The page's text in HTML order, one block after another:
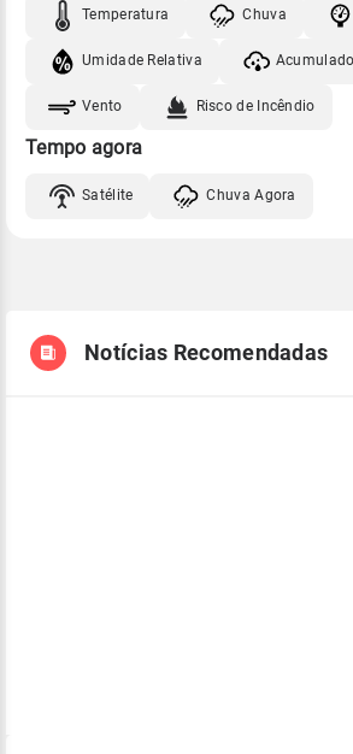
Temperatura Chuva
Umidade Relativa
Vento Risco de Incêndio
Tempo agora
Satélite Chuva Agora
Notícias Recomendadas